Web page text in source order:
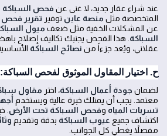
عند شراء عقار جديد، لا غنى عن فحص السباكة
المتخصصة مثل منصة عاين توفير تقرير فحص
عن المشكلات الخفية مثل ضعف ميول
السباكة . هذا الفحص يجنبك تكاليف إصلاح
عقلاني، ويُعد جزءاً من نصائح السباكة
ح. اختيار المقاول الموثوق لفحص
لضمان جودة أعمال السباكة، اختر مقاول
معتمد. يجب أن يمتلك خبرة عالية ويستخدم
تسربات المياه وفحص السباكة تحت الأرض .
اكتشاف جميع عيوب السباكة بدقة وتقديم
مفصلاً يغطي كل الجوانب.